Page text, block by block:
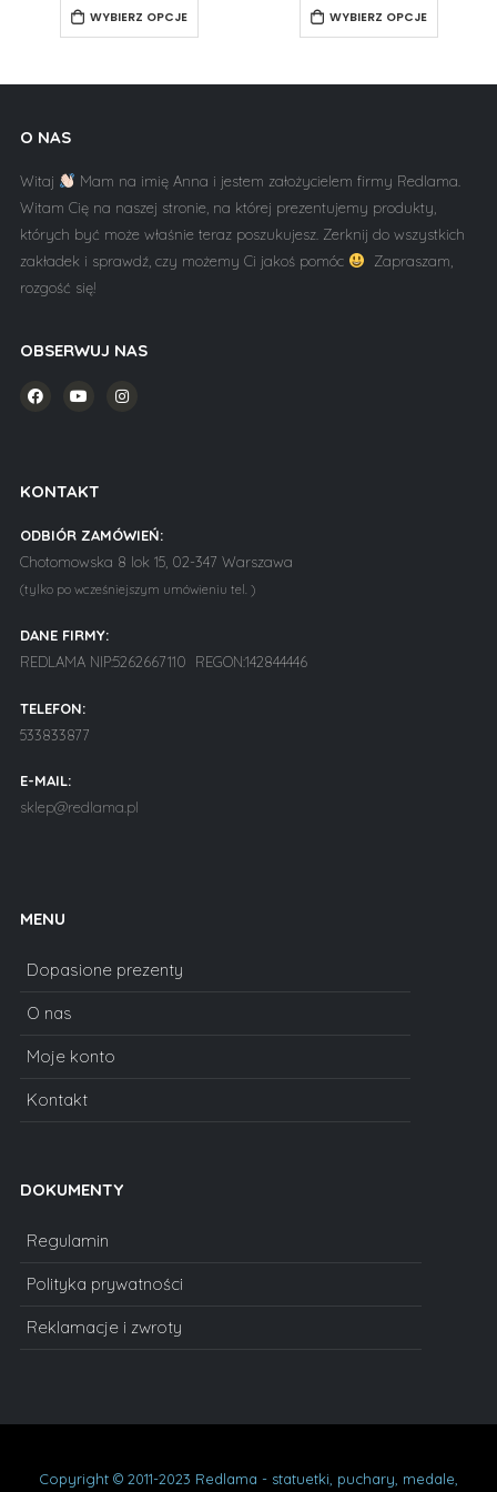
WYBIERZ OPCJE WYBIERZ OPCJE
O NAS
Witaj
Mam na imię Anna i jestem założycielem firmy Redlama.
Witam Cię na naszej stronie, na której prezentujemy produkty,
których być może właśnie teraz poszukujesz. Zerknij do wszystkich
zakładek i sprawdź, czy możemy Ci jakoś pomóc
Zapraszam,
rozgość się!
OBSERWUJ NAS
KONTAKT
ODBIÓR ZAMÓWIEŃ:
Chotomowska 8 lok 15, 02-347 Warszawa
(tylko po wcześniejszym umówieniu tel. )
DANE FIRMY:
REDLAMA NIP:5262667110 REGON:142844446
TELEFON:
533833877
E-MAIL:
sklep@redlama.pl
MENU
Dopasione prezenty
O nas
Moje konto
Kontakt
DOKUMENTY
Regulamin
Polityka prywatności
Reklamacje i zwroty
Copyright © 2011-2023 Redlama - statuetki, puchary, medale,